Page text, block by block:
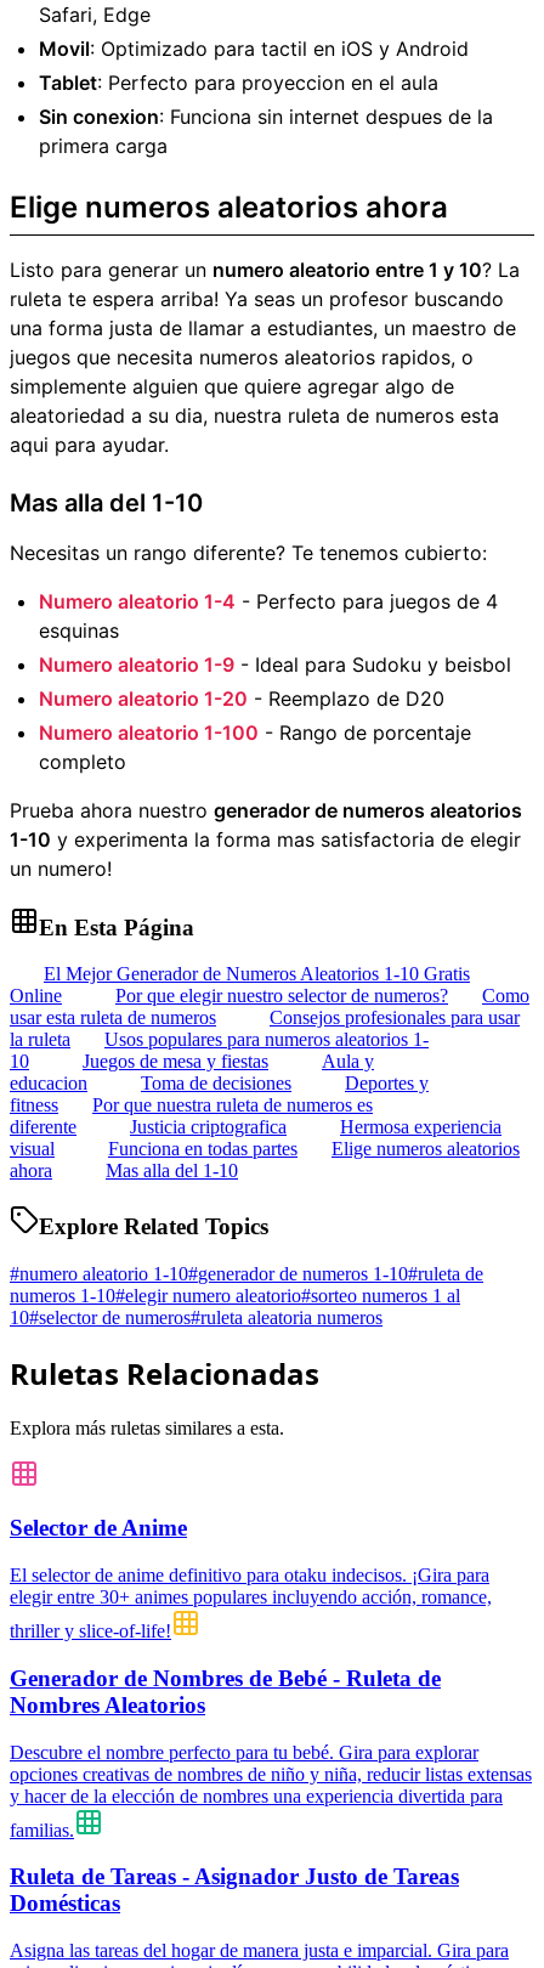
Safari, Edge
Movil: Optimizado para tactil en iOS y Android
Tablet: Perfecto para proyeccion en el aula
Sin conexion: Funciona sin internet despues de la
primera carga
Elige numeros aleatorios ahora
Listo para generar un numero aleatorio entre 1 y 10? La
ruleta te espera arriba! Ya seas un profesor buscando
una forma justa de llamar a estudiantes, un maestro de
juegos que necesita numeros aleatorios rapidos, o
simplemente alguien que quiere agregar algo de
aleatoriedad a su dia, nuestra ruleta de numeros esta
aqui para ayudar.
Mas alla del 1-10
Necesitas un rango diferente? Te tenemos cubierto:
Numero aleatorio 1-4 - Perfecto para juegos de 4
esquinas
Numero aleatorio 1-9 - Ideal para Sudoku y beisbol
Numero aleatorio 1-20 - Reemplazo de D20
Numero aleatorio 1-100 - Rango de porcentaje
completo
Prueba ahora nuestro generador de numeros aleatorios
1-10 y experimenta la forma mas satisfactoria de elegir
un numero!
En Esta Página
El Mejor Generador de Numeros Aleatorios 1-10 Gratis
Online
Por que elegir nuestro selector de numeros?
Como
usar esta ruleta de numeros
Consejos profesionales para usar
la ruleta
Usos populares para numeros aleatorios 1-
10
Juegos de mesa y fiestas
Aula y
educacion
Toma de decisiones
Deportes y
fitness
Por que nuestra ruleta de numeros es
diferente
Justicia criptografica
Hermosa experiencia
visual
Funciona en todas partes
Elige numeros aleatorios
ahora
Mas alla del 1-10
Explore Related Topics
#numero aleatorio 1-10#generador de numeros 1-10#ruleta de
numeros 1-10#elegir numero aleatorio#sorteo numeros 1 al
10#selector de numeros#ruleta aleatoria numeros
Ruletas Relacionadas
Explora más ruletas similares a esta.
Selector de Anime
El selector de anime definitivo para otaku indecisos. ¡Gira para
elegir entre 30+ animes populares incluyendo acción, romance,
thriller y slice-of-life!
Generador de Nombres de Bebé - Ruleta de
Nombres Aleatorios
Descubre el nombre perfecto para tu bebé. Gira para explorar
opciones creativas de nombres de niño y niña, reducir listas extensas
y hacer de la elección de nombres una experiencia divertida para
familias.
Ruleta de Tareas - Asignador Justo de Tareas
Domésticas
Asigna las tareas del hogar de manera justa e imparcial. Gira para